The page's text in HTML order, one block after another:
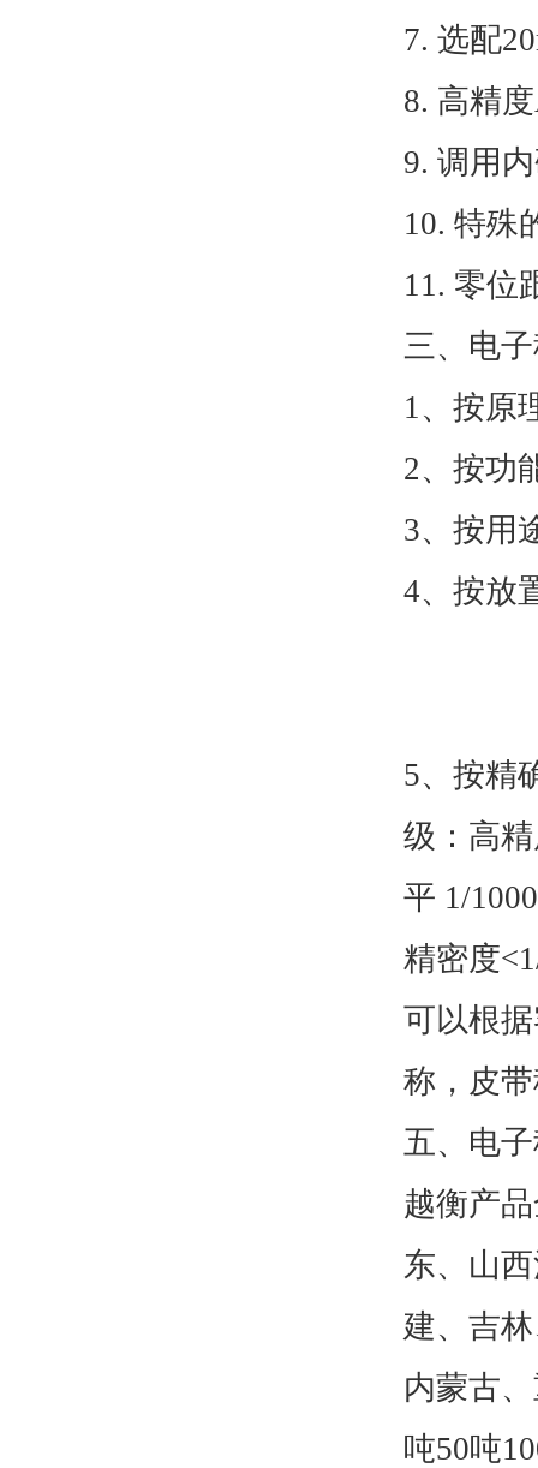
7. 选配
8. 高精
9. 调用
10. 特殊
11. 零位
三、电
1、按原
2、按
3、按
4、按放
5、按精
级：高
平 1/
精密度
可以根
称，皮
五、电
越衡产
东、山
建、吉
内蒙古
吨50吨